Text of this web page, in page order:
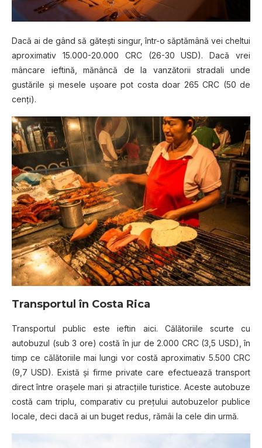
Dacă ai de gând să găteşti singur, într-o săptămână vei cheltui
aproximativ 15.000-20.000 CRC (26-30 USD). Dacă vrei
mâncare ieftină, mănâncă de la vanzătorii stradali unde
gustările şi mesele uşoare pot costa doar 265 CRC (50 de
cenţi).
Transportul în Costa Rica
Transportul public este ieftin aici. Călătoriile scurte cu
autobuzul (sub 3 ore) costă în jur de 2.000 CRC (3,5 USD), în
timp ce călătoriile mai lungi vor costă aproximativ 5.500 CRC
(9,7 USD). Există şi firme private care efectuează transport
direct între oraşele mari şi atracţiile turistice. Aceste autobuze
costă cam triplu, comparativ cu preţului autobuzelor publice
locale, deci dacă ai un buget redus, rămâi la cele din urmă.